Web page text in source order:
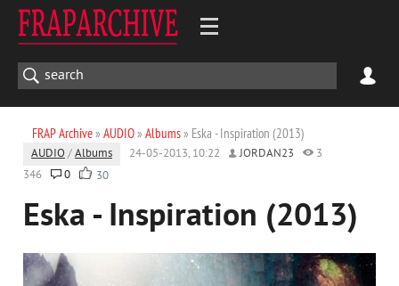
FRAP Archive» AUDIO» Albums» Eska - Inspiration (2013)
AUDIO /Albums 24-05-2013, 10:22 JORDAN23
3
346
0 30
Eska - Inspiration (2013)